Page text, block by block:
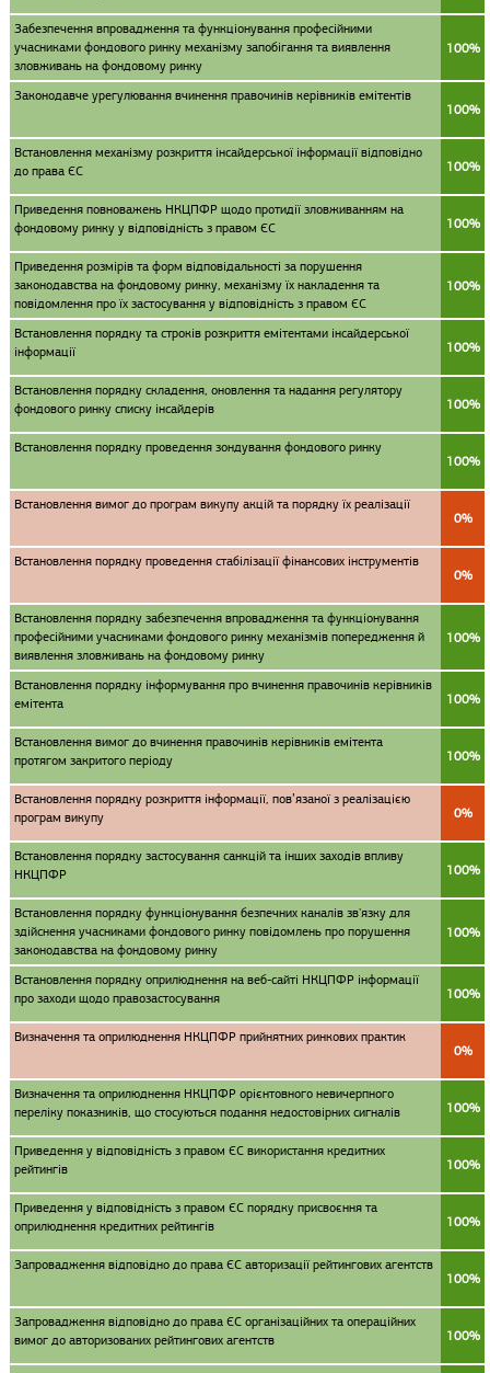
Забезпечення впровадження та функціонування професійними
учасниками фондового ринку механізму запобігання та виявлення
зловживань на фондовому ринку
100%
Законодавче урегулювання вчинення правочинів керівників емітентів
100%
Встановлення механізму розкриття інсайдерської інформації відповідно
до права ЄС
100%
Приведення повноважень НКЦПФР щодо протидії зловживанням на
фондовому ринку у відповідність з правом ЄС
100%
Приведення розмірів та форм відповідальності за порушення
законодавства на фондовому ринку, механізму їх накладення та
повідомлення про їх застосування у відповідність з правом ЄС
100%
Встановлення порядку та строків розкриття емітентами інсайдерської
інформації
100%
Встановлення порядку складення, оновлення та надання регулятору
фондового ринку списку інсайдерів
100%
Встановлення порядку проведення зондування фондового ринку
100%
Встановлення вимог до програм викупу акцій та порядку їх реалізації
0%
Встановлення порядку проведення стабілізації фінансових інструментів
0%
Встановлення порядку забезпечення впровадження та функціонування
професійними учасниками фондового ринку механізмів попередження й
виявлення зловживань на фондовому ринку
100%
Встановлення порядку інформування про вчинення правочинів керівників
емітента
100%
Встановлення вимог до вчинення правочинів керівників емітента
протягом закритого періоду
100%
Встановлення порядку розкриття інформації, пов’язаної з реалізацією
програм викупу
0%
Встановлення порядку застосування санкцій та інших заходів впливу
НКЦПФР
100%
Встановлення порядку функціонування безпечних каналів зв'язку для
здійснення учасниками фондового ринку повідомлень про порушення
законодавства на фондовому ринку
100%
Встановлення порядку оприлюднення на веб-сайті НКЦПФР інформації
про заходи щодо правозастосування
100%
Визначення та оприлюднення НКЦПФР прийнятних ринкових практик
0%
Визначення та оприлюднення НКЦПФР орієнтовного невичерпного
переліку показників, що стосуються подання недостовірних сигналів
100%
Приведення у відповідність з правом ЄС використання кредитних
рейтингів
100%
Приведення у відповідність з правом ЄС порядку присвоєння та
оприлюднення кредитних рейтингів
100%
Запровадження відповідно до права ЄС авторизації рейтингових агентств
100%
Запровадження відповідно до права ЄС організаційних та операційних
вимог до авторизованих рейтингових агентств
100%